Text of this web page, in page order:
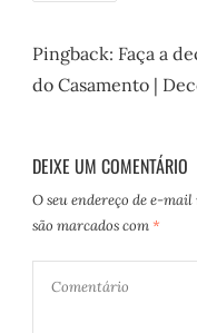
Pingback: Faça a
do Casamento |
DEIXE UM COMENTÁRIO
O seu endereço de e-
são marcados com *